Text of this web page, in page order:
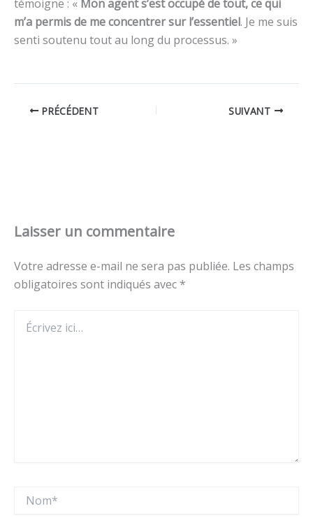
témoigne : « Mon agent s’est occupé de tout, ce qui
m’a permis de me concentrer sur l’essentiel. Je me suis
senti soutenu tout au long du processus. »
PRÉCÉDENT SUIVANT
Laisser un commentaire
Votre adresse e-mail ne sera pas publiée. Les champs
obligatoires sont indiqués avec *
ici…